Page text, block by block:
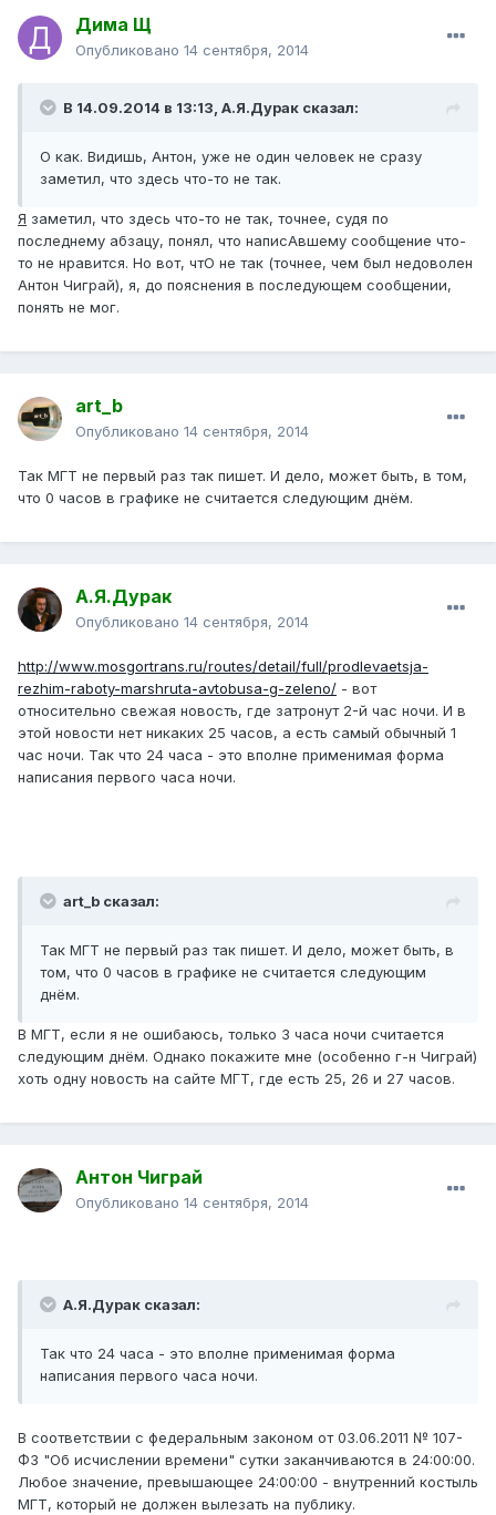
Дима Щ
Опубликовано 14 сентября, 2014
В 14.09.2014 в 13:13, А.Я.Дурак сказал:
О как. Видишь, Антон, уже не один человек не сразу
заметил, что здесь что-то не так.
Я заметил, что здесь что-то не так, точнее, судя по
последнему абзацу, понял, что написАвшему сообщение что-
то не нравится. Но вот, чтО не так (точнее, чем был недоволен
Антон Чиграй), я, до пояснения в последующем сообщении,
понять не мог.
art_b
Опубликовано 14 сентября, 2014
Так МГТ не первый раз так пишет. И дело, может быть, в том,
что 0 часов в графике не считается следующим днём.
А.Я.Дурак
Опубликовано 14 сентября, 2014
http://www.mosgortrans.ru/routes/detail/full/prodlevaetsja-
rezhim-raboty-marshruta-avtobusa-g-zeleno/ - вот
относительно свежая новость, где затронут 2-й час ночи. И в
этой новости нет никаких 25 часов, а есть самый обычный 1
час ночи. Так что 24 часа - это вполне применимая форма
написания первого часа ночи.
art_b сказал:
Так МГТ не первый раз так пишет. И дело, может быть, в
том, что 0 часов в графике не считается следующим
днём.
В МГТ, если я не ошибаюсь, только 3 часа ночи считается
следующим днём. Однако покажите мне (особенно г-н Чиграй)
хоть одну новость на сайте МГТ, где есть 25, 26 и 27 часов.
Антон Чиграй
Опубликовано 14 сентября, 2014
А.Я.Дурак сказал:
Так что 24 часа - это вполне применимая форма
написания первого часа ночи.
В соответствии с федеральным законом от 03.06.2011 № 107-
ФЗ "Об исчислении времени" сутки заканчиваются в 24:00:00.
Любое значение, превышающее 24:00:00 - внутренний костыль
МГТ, который не должен вылезать на публику.